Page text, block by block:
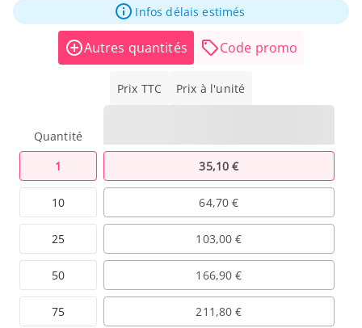
Infos délais estimés
Autres quantités Code promo
Prix TTC Prix à l'unité
Quantité
1
10
25
50
75
35,10 €
64,70 €
103,00 €
166,90 €
211,80 €